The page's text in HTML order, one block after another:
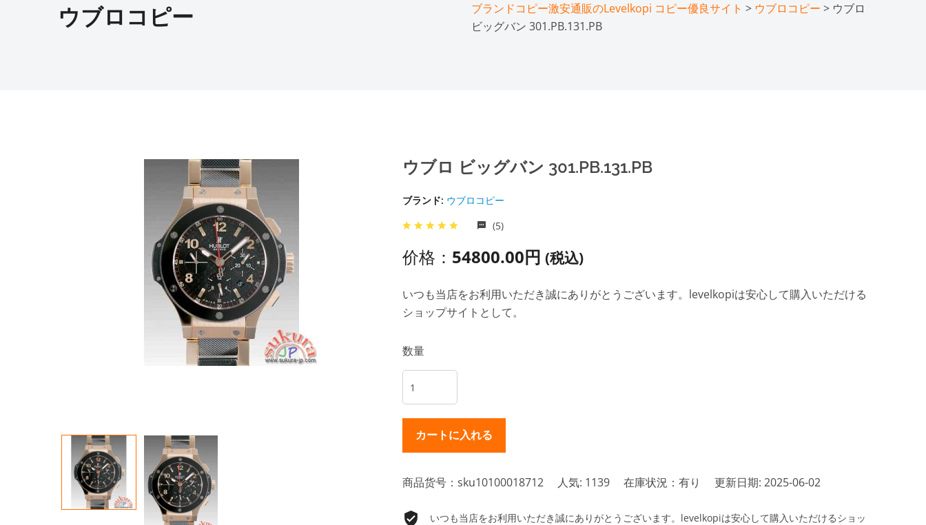
ウブロコピー ブランドコピー激安通販のLevelkopi コピー優良サイト > ウブロコピー > ウブロ
ビッグバン 301.PB.131.PB
ウブロ ビッグバン 301.PB.131.PB
ブランド: ウブロコピー
(5)
价格： 54800.00円 (税込)
いつも当店をお利用いただき誠にありがとうございます。levelkopiは安心して購入いただける
ショップサイトとして。
数量
商品货号：sku10100018712 人気: 1139 在庫状況：有り 更新日期: 2025-06-02
いつも当店をお利用いただき誠にありがとうございます。levelkopiは安心して購入いただけるショッ